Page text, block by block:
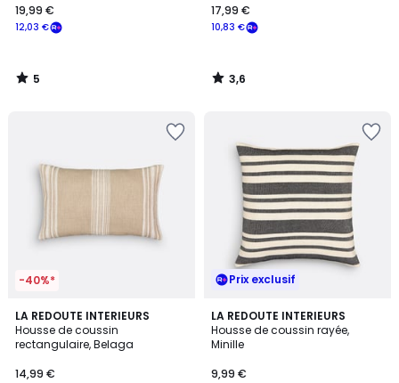
12,03 €
19,99 €
5
/
10,83 €
17,99 €
3,6
/
-40%*
LA REDOUTE INTERIEURS
Housse de coussin
rectangulaire, Belaga
14,99 €
4,4
/ 5
Prix exclusif
LA REDOUTE INTERIEURS
Housse de coussin rayée,
Minille
9,99 €
4,5
/ 5